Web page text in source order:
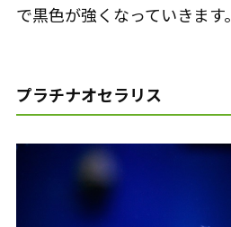
で黒色が強くなっていきます。
プラチナオセラリス